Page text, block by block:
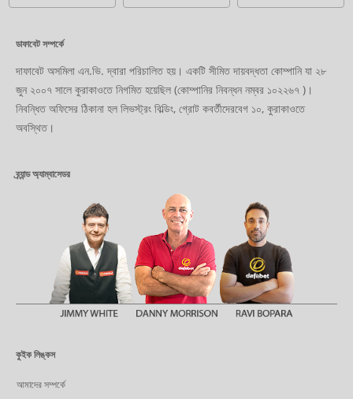
ডাফাবেট সম্পর্কে
দাফাবেট অসমিলা এন.ভি. দ্বারা পরিচালিত হয়। একটি সীমিত দায়বদ্ধতা কোম্পানি যা ২৮
জুন ২০০৭ সালে কুরাকাওতে নিগমিত হয়েছিল (কোম্পানির নিবন্ধন নম্বর ১০২২৬৭ )।
নিবন্ধিত অফিসের ঠিকানা হল লিভস্ট্রং বিল্ডিং, গ্রোট কবর্তীদেরবেগ ১০, কুরাকাওতে
অবস্থিত।
ব্র্যান্ড অ্যাম্বাসেডর
কুইক লিঙ্কস
আমাদের সম্পর্কে